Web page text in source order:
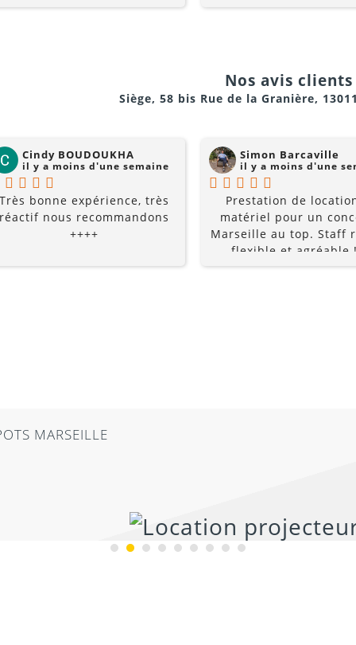
personnalisé et planifier la livraison ou le retrait de
multiples, et les prix
chercher ailleurs? Je
recommande fortement
Nos avis clients
Siège, 58 bis Rue de la Granière,
Cindy BOUDOUKHA
il y a moins d'une semaine
Très bonne expérience, très
réactif nous recommandons
++++
Simon Barcaville
il y a moins d'une
Prestation de
matériel pour un
Marseille au top. Staff
flexible et agréable
recommande à
MARSEILLE